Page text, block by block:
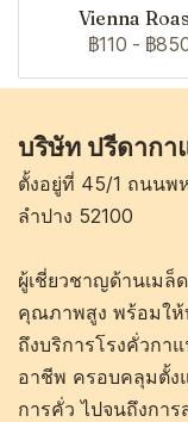
Vienna
฿110 - ฿
บริษัท ปรีดากา
ตั้งอยู่ที่ 45/1 ถนนพ
ลำปาง 52100
ผู้เชี่ยวชาญด้านเมล็
คุณภาพสูง พร้อมให้
ถึงบริการโรงคั่วกา
อาชีพ ครอบคลุมตั้ง
การคั่ว ไปจนถึงกา